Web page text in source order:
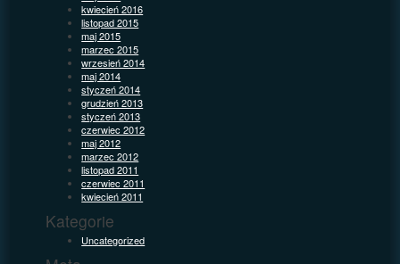
kwiecień 2016
listopad 2015
maj 2015
marzec 2015
wrzesień 2014
maj 2014
styczeń 2014
grudzień 2013
styczeń 2013
czerwiec 2012
maj 2012
marzec 2012
listopad 2011
czerwiec 2011
kwiecień 2011
Kategorie
Uncategorized